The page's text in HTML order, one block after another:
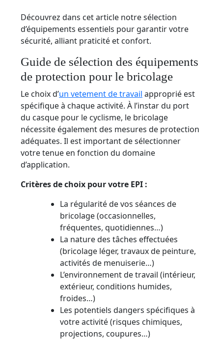
Découvrez dans cet article notre sélection
d’équipements essentiels pour garantir votre
sécurité, alliant praticité et confort.
Guide de sélection des équipements
de protection pour le bricolage
Le choix d’un vetement de travail approprié est
spécifique à chaque activité. À l’instar du port
du casque pour le cyclisme, le bricolage
nécessite également des mesures de protection
adéquates. Il est important de sélectionner
votre tenue en fonction du domaine
d’application.
Critères de choix pour votre EPI :
La régularité de vos séances de
bricolage (occasionnelles,
fréquentes, quotidiennes…)
La nature des tâches effectuées
(bricolage léger, travaux de peinture,
activités de menuiserie…)
L’environnement de travail (intérieur,
extérieur, conditions humides,
froides…)
Les potentiels dangers spécifiques à
votre activité (risques chimiques,
projections, coupures…)